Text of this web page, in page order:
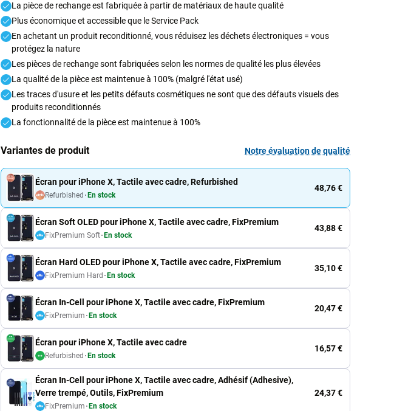
La pièce de rechange est fabriquée à partir de matériaux de haute qualité
Plus économique et accessible que le Service Pack
En achetant un produit reconditionné, vous réduisez les déchets électroniques = vous
protégez la nature
Les pièces de rechange sont fabriquées selon les normes de qualité les plus élevées
La qualité de la pièce est maintenue à 100% (malgré l'état usé)
Les traces d'usure et les petits défauts cosmétiques ne sont que des défauts visuels des
produits reconditionnés
La fonctionnalité de la pièce est maintenue à 100%
Variantes de produit Notre évaluation de qualité
Écran Soft OLED pour iPhone X, Tactile avec cadre, FixPremium
FixPremium Soft En stock
43,88 €
Écran pour iPhone X, Tactile avec cadre, Refurbished
Refurbished En stock
48,76 €
Écran Hard OLED pour iPhone X, Tactile avec cadre, FixPremium
FixPremium Hard En stock
35,10 €
Écran In-Cell pour iPhone X, Tactile avec cadre, FixPremium
FixPremium En stock
20,47 €
Écran pour iPhone X, Tactile avec cadre
Refurbished En stock
16,57 €
Écran In-Cell pour iPhone X, Tactile avec cadre, Adhésif (Adhesive),
Verre trempé, Outils, FixPremium
FixPremium En stock
24,37 €